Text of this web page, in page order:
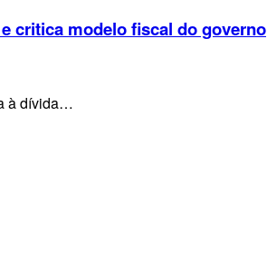
critica modelo fiscal do governo
à dívida…